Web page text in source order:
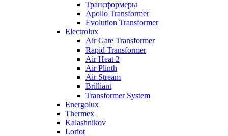
Трансформеры
Apollo Transformer
Evolution Transformer
Electrolux
Air Gate Transformer
Rapid Transformer
Air Heat 2
Air Plinth
Air Stream
Brilliant
Transformer System
Energolux
Тhermex
Kalashnikov
Loriot